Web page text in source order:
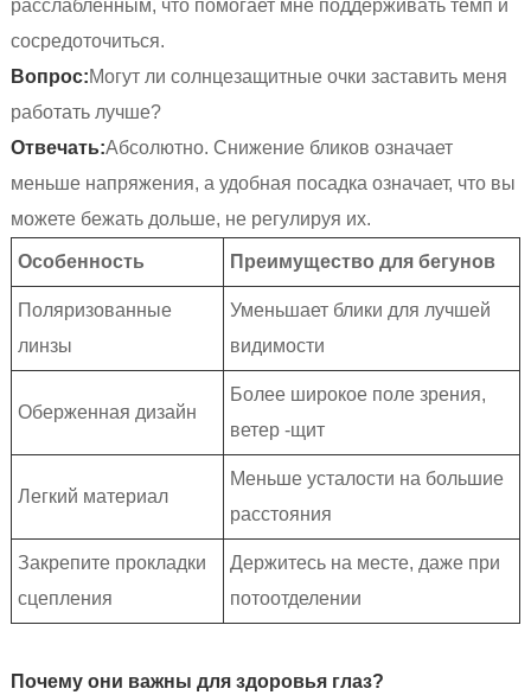
расслабленным, что помогает мне поддерживать темп и
сосредоточиться.
Вопрос:Могут ли солнцезащитные очки заставить меня
работать лучше?
Отвечать:Абсолютно. Снижение бликов означает
меньше напряжения, а удобная посадка означает, что вы
можете бежать дольше, не регулируя их.
Особенность Преимущество для бегунов
Поляризованные
линзы
Уменьшает блики для лучшей
видимости
Оберженная дизайн
Более широкое поле зрения,
ветер -щит
Легкий материал
Меньше усталости на большие
расстояния
Закрепите прокладки
сцепления
Держитесь на месте, даже при
потоотделении
Почему они важны для здоровья глаз?